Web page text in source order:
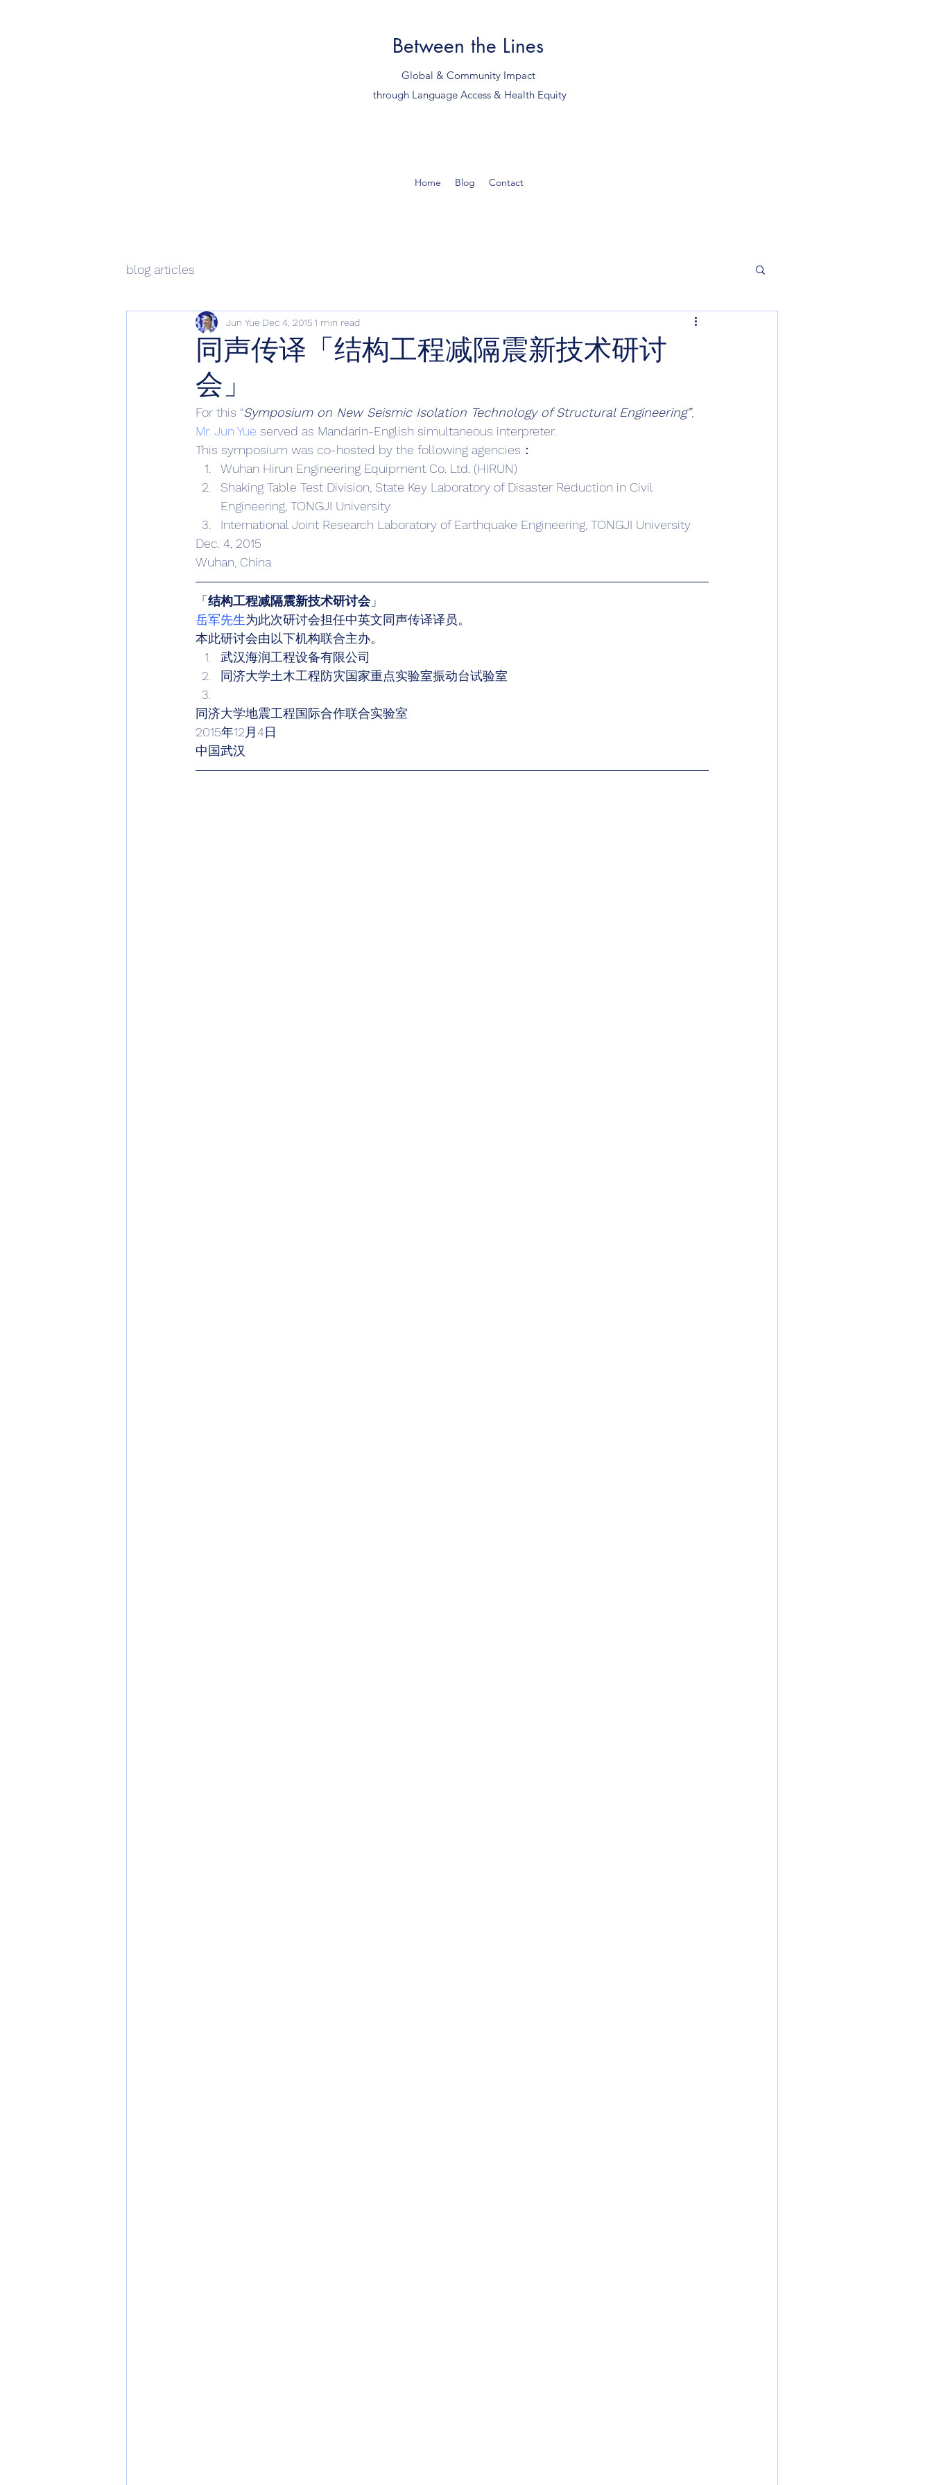
Between the Lines
Global & Community Impact
through Language Access & Health Equity
Home Blog Contact
blog articles
同声传译「结构工程减隔震新技术研讨
会」
Jun Yue Dec 4, 20151 min read
For this “Symposium on New Seismic Isolation Technology of Structural Engineering”,
Mr. Jun Yue served as Mandarin-English simultaneous interpreter.
This symposium was co-hosted by the following agencies：
Wuhan Hirun Engineering Equipment Co. Ltd. (HIRUN)
Shaking Table Test Division, State Key Laboratory of Disaster Reduction in Civil
Engineering, TONGJI University
International Joint Research Laboratory of Earthquake Engineering, TONGJI University
Dec. 4, 2015
Wuhan, China
「 结构工程减隔震新技术研讨会」
岳军先生为此次研讨会担任中英文同声传译译员。
本此研讨会由以下机构联合主办。
武汉海润工程设备有限公司
同济大学土木工程防灾国家重点实验室振动台试验室
同济大学地震工程国际合作联合实验室
2015年12月4日
中国武汉